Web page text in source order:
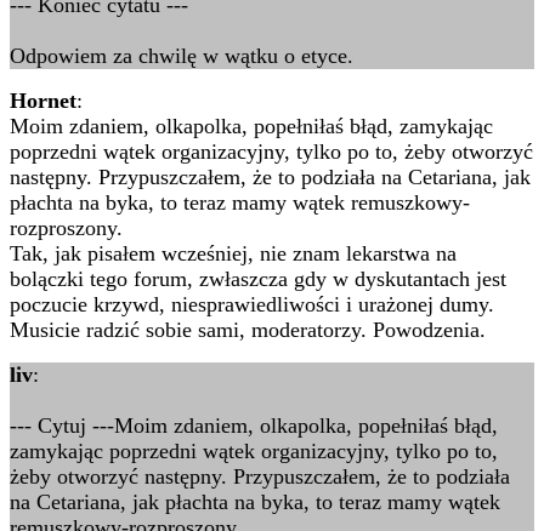
--- Koniec cytatu ---
Odpowiem za chwilę w wątku o etyce.
Hornet:
Moim zdaniem, olkapolka, popełniłaś błąd, zamykając
poprzedni wątek organizacyjny, tylko po to, żeby otworzyć
następny. Przypuszczałem, że to podziała na Cetariana, jak
płachta na byka, to teraz mamy wątek remuszkowy-
rozproszony.
Tak, jak pisałem wcześniej, nie znam lekarstwa na
bolączki tego forum, zwłaszcza gdy w dyskutantach jest
poczucie krzywd, niesprawiedliwości i urażonej dumy.
Musicie radzić sobie sami, moderatorzy. Powodzenia.
liv:
--- Cytuj ---Moim zdaniem, olkapolka, popełniłaś błąd,
zamykając poprzedni wątek organizacyjny, tylko po to,
żeby otworzyć następny. Przypuszczałem, że to podziała
na Cetariana, jak płachta na byka, to teraz mamy wątek